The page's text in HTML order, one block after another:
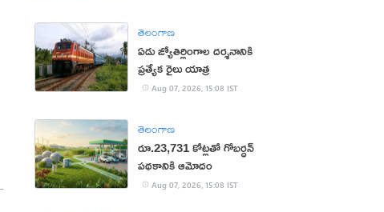
తెలంగాణ
ఏడు జ్యోతిర్లింగాల దర్శనానికి
ప్రత్యేక రైలు యాత్ర
Aug 07, 2026, 15:08 IST
తెలంగాణ
రూ.23,731 కోట్లతో గోబర్ధన్
పథకానికి ఆమోదం
Aug 07, 2026, 15:08 IST